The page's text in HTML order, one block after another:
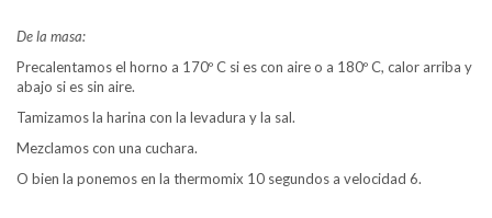
De la masa:
Precalentamos el horno a 170º C si es con aire o a 180º C, calor arriba y
abajo si es sin aire.
Tamizamos la harina con la levadura y la sal.
Mezclamos con una cuchara.
O bien la ponemos en la thermomix 10 segundos a velocidad 6.